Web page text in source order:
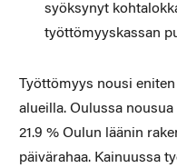
syöksynyt
työttömyyskassan
Työttömyys nousi
alueilla. Oulussa
21.9 % Oulun läänin
päivärahaa. Kainuussa